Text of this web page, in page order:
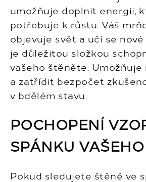
umožňuje doplnit energii,
potřebuje k růstu. Váš
objevuje svět a učí se
je důležitou složkou
vašeho štěněte. Umožňuje
a zatřídit bezpočet
v bdělém stavu.
POCHOPENÍ
SPÁNKU
Pokud sledujete štěně ve